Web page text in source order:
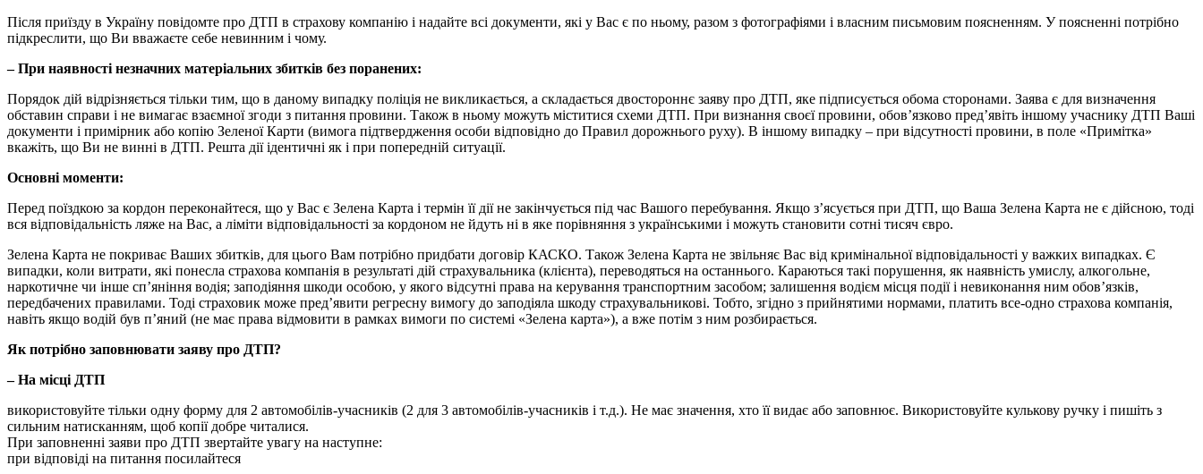
Після приїзду в Україну повідомте про ДТП в страхову компанію і надайте всі документи, які у Вас є по ньому, разом з фотографіями і власним письмовим поясненням. У поясненні потрібно
підкреслити, що Ви вважаєте себе невинним і чому.
– При наявності незначних матеріальних збитків без поранених:
Порядок дій відрізняється тільки тим, що в даному випадку поліція не викликається, а складається двостороннє заяву про ДТП, яке підписується обома сторонами. Заява є для визначення
обставин справи і не вимагає взаємної згоди з питання провини. Також в ньому можуть міститися схеми ДТП. При визнання своєї провини, обов’язково пред’явіть іншому учаснику ДТП Ваші
документи і примірник або копію Зеленої Карти (вимога підтвердження особи відповідно до Правил дорожнього руху). В іншому випадку – при відсутності провини, в поле «Примітка»
вкажіть, що Ви не винні в ДТП. Решта дії ідентичні як і при попередній ситуації.
Основні моменти:
Перед поїздкою за кордон переконайтеся, що у Вас є Зелена Карта і термін її дії не закінчується під час Вашого перебування. Якщо з’ясується при ДТП, що Ваша Зелена Карта не є дійсною, тоді
вся відповідальність ляже на Вас, а ліміти відповідальності за кордоном не йдуть ні в яке порівняння з українськими і можуть становити сотні тисяч євро.
Зелена Карта не покриває Ваших збитків, для цього Вам потрібно придбати договір КАСКО. Також Зелена Карта не звільняє Вас від кримінальної відповідальності у важких випадках. Є
випадки, коли витрати, які понесла страхова компанія в результаті дій страхувальника (клієнта), переводяться на останнього. Караються такі порушення, як наявність умислу, алкогольне,
наркотичне чи інше сп’яніння водія; заподіяння шкоди особою, у якого відсутні права на керування транспортним засобом; залишення водієм місця події і невиконання ним обов’язків,
передбачених правилами. Тоді страховик може пред’явити регресну вимогу до заподіяла шкоду страхувальникові. Тобто, згідно з прийнятими нормами, платить все-одно страхова компанія,
навіть якщо водій був п’яний (не має права відмовити в рамках вимоги по системі «Зелена карта»), а вже потім з ним розбирається.
Як потрібно заповнювати заяву про ДТП?
– На місці ДТП
використовуйте тільки одну форму для 2 автомобілів-учасників (2 для 3 автомобілів-учасників і т.д.). Не має значення, хто її видає або заповнює. Використовуйте кулькову ручку і пишіть з
сильним натисканням, щоб копії добре читалися.
При заповненні заяви про ДТП звертайте увагу на наступне:
при відповіді на питання посилайтеся